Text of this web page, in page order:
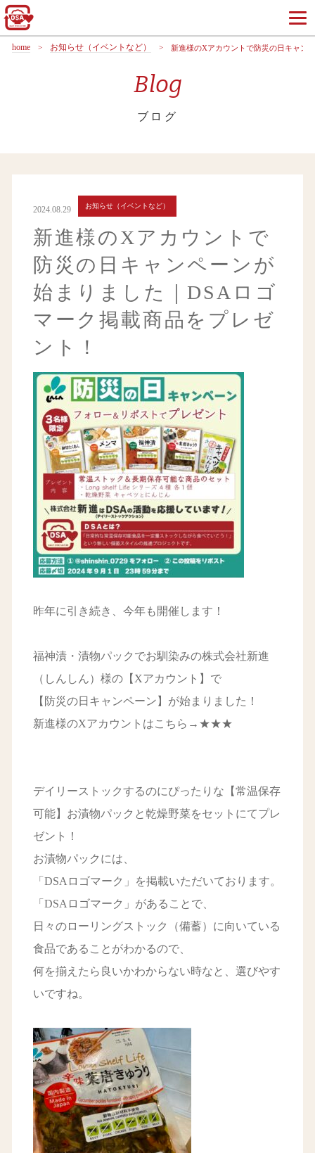
home お知らせ（イベントなど） 新進様のXアカウントで防災の日キャン
Blog
ブログ
2024.08.29 お知らせ（イベントなど）
新進様のXアカウントで
防災の日キャンペーンが
始まりました｜DSAロゴ
マーク掲載商品をプレゼ
ント！
昨年に引き続き、今年も開催します！
福神漬・漬物パックでお馴染みの株式会社新進
（しんしん）様の【Xアカウント】で
【防災の日キャンペーン】が始まりました！
新進様のXアカウントはこちら→ ★★★
デイリーストックするのにぴったりな【常温保存
可能】お漬物パックと乾燥野菜をセットにてプレ
ゼント！
お漬物パックには、
「DSAロゴマーク」を掲載いただいております。
「DSAロゴマーク」があることで、
日々のローリングストック（備蓄）に向いている
食品であることがわかるので、
何を揃えたら良いかわからない時なと、選びやす
いですね。